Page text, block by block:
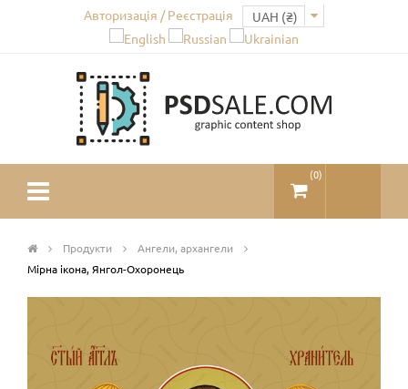
Авторизація / Реєстрація
(0)
Продукти
Ангели, архангели
Мірна ікона, Янгол-Охоронець